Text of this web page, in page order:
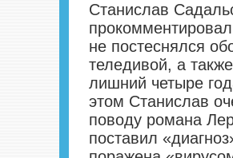
Станислав
не постеснялся
теледивой, а
лишний четыре
этом Станислав
поводу романа
поставил